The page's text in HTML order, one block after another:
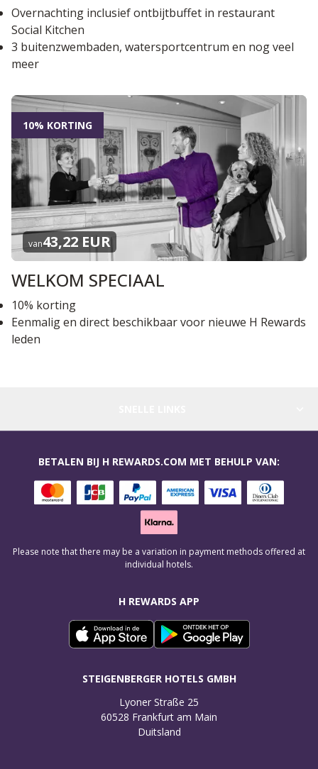
Overnachting inclusief ontbijtbuffet in restaurant
Social Kitchen
3 buitenzwembaden, watersportcentrum en nog veel
meer
10% KORTING
van43,22 EUR
WELKOM SPECIAAL
10% korting
Eenmalig en direct beschikbaar voor nieuwe H Rewards
leden
H REWARDS APP
STEIGENBERGER HOTELS GMBH
Lyoner Straße 25
60528 Frankfurt am Main
Duitsland
BETALEN BIJ H REWARDS.COM MET BEHULP VAN:
Please note that there may be a variation in payment methods offered at
individual hotels.